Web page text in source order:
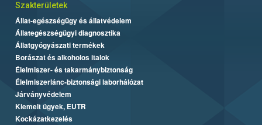
Szakterületek
Állat-egészségügy és állatvédelem
Állategészségügyi diagnosztika
Állatgyógyászati termékek
Borászat és alkoholos italok
Élelmiszer- és takarmánybiztonság
Élelmiszerlánc-biztonsági laborhálózat
Járványvédelem
Kiemelt ügyek, EUTR
Kockázatkezelés